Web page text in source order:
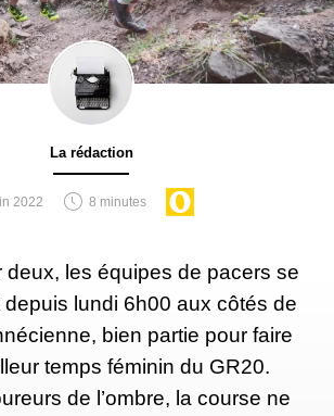
La rédaction
2022 8 minutes
deux, les équipes de pacers se
depuis lundi 6h00 aux côtés de
bien partie pour faire
temps féminin du GR20.
de l’ombre, la course ne